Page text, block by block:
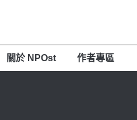
關於 NPOst 作者專區